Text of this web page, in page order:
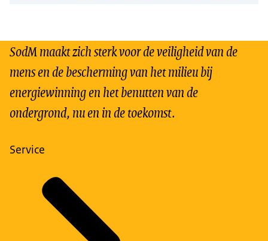
SodM maakt zich sterk voor de veiligheid van de
mens en de bescherming van het milieu bij
energiewinning en het benutten van de
ondergrond, nu en in de toekomst.
Service